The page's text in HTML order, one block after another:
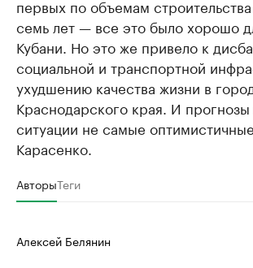
первых по объемам
семь лет — все это было хорошо
Кубани. Но это же привело к
социальной и транспортной
ухудшению качества жизни в
Краснодарского края. И
ситуации не самые
Карасенко.
АвторыТеги
Алексей Белянин